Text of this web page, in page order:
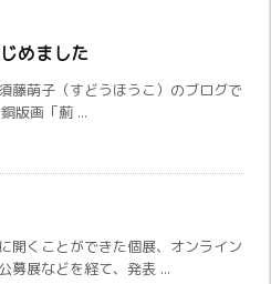
めました
藤萌子（すどうほうこ）のブログで
版画「薊 ...
開くことができた個展、オンライン
募展などを経て、発表 ...